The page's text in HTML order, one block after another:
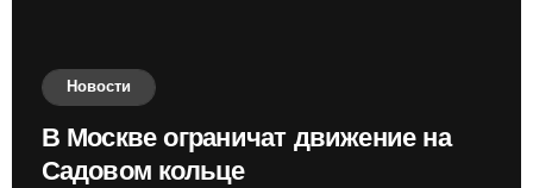
Новости
В Москве ограничат движение на
Садовом кольце